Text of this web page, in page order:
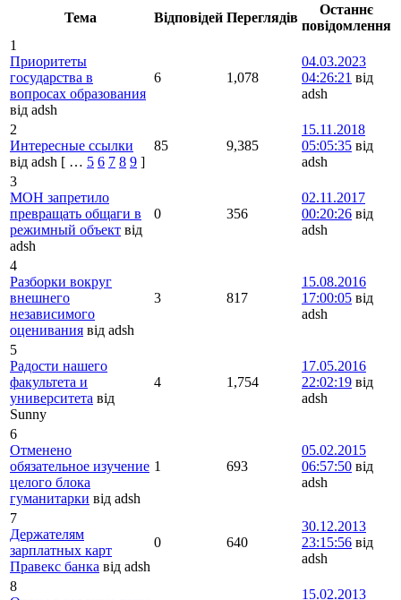
Тема Відповідей Переглядів
Останнє
повідомлення
1
Приоритеты
государства в
вопросах образования
від adsh
6 1,078
04.03.2023
04:26:21 від
adsh
2
Интересные ссылки
від adsh [ … 5 6 7 8 9 ]
85 9,385
15.11.2018
05:05:35 від
adsh
3
МОН запретило
превращать общаги в
режимный объект від
adsh
0 356
02.11.2017
00:20:26 від
adsh
4
Разборки вокруг
внешнего
независимого
оценивания від adsh
3 817
15.08.2016
17:00:05 від
adsh
5
Радости нашего
факультета и
университета від
Sunny
4 1,754
17.05.2016
22:02:19 від
adsh
6
Отменено
обязательное изучение
целого блока
гуманитарки від adsh
1 693
05.02.2015
06:57:50 від
adsh
7
Держателям
зарплатных карт
Правекс банка від adsh
0 640
30.12.2013
23:15:56 від
adsh
8
15.02.2013